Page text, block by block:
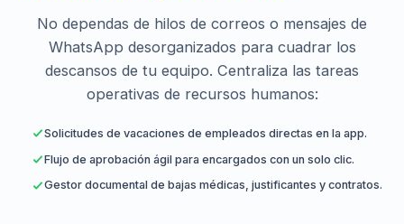
No dependas de hilos de correos o mensajes de
WhatsApp desorganizados para cuadrar los
descansos de tu equipo. Centraliza las tareas
operativas de recursos humanos:
Solicitudes de vacaciones de empleados directas en la app.
Flujo de aprobación ágil para encargados con un solo clic.
Gestor documental de bajas médicas, justificantes y contratos.